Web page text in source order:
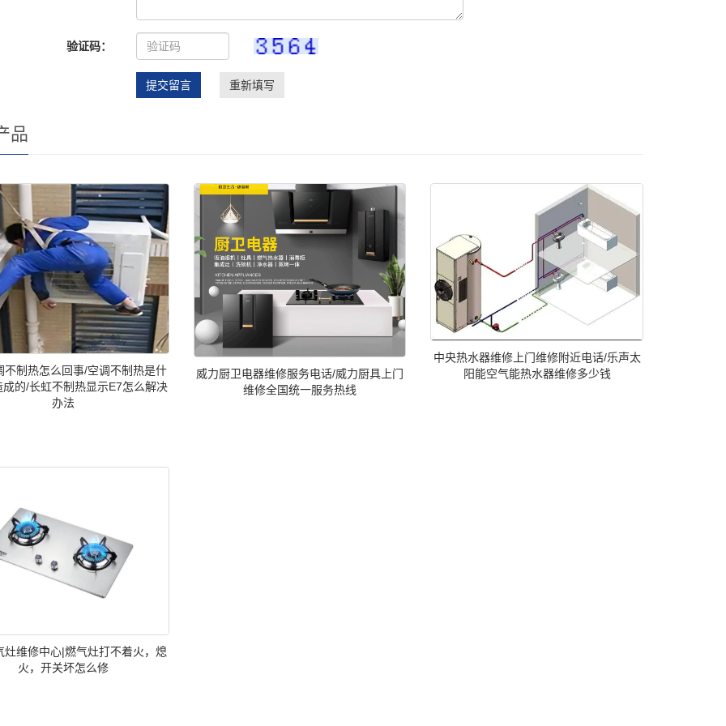
验证码：
提交留言 重新填写
品
不制热怎么回事/空调不制热是什
成的/长虹不制热显示E7怎么解决
办法
威力厨卫电器维修服务电话/威力厨具上门
维修全国统一服务热线
中央热水器维修上门维修附近电话/乐声太
阳能空气能热水器维修多少钱
灶维修中心|燃气灶打不着火，熄
火，开关坏怎么修